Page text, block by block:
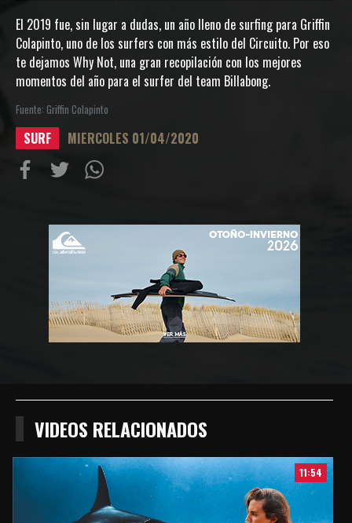
El 2019 fue, sin lugar a dudas, un año lleno de surfing para Griffin
Colapinto, uno de los surfers con más estilo del Circuito. Por eso
te dejamos Why Not, una gran recopilación con los mejores
momentos del año para el surfer del team Billabong.
Fuente: Griffin Colapinto
SURF MIERCOLES 01/04/2020
FacebookTwitter
VIDEOS RELACIONADOS
11:54